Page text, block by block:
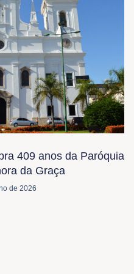
409 anos da Paróquia
da Graça
de 2026